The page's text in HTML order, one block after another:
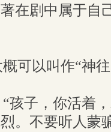
在剧中属于自
可以叫作“神
孩子，你活着
。不要听人蒙